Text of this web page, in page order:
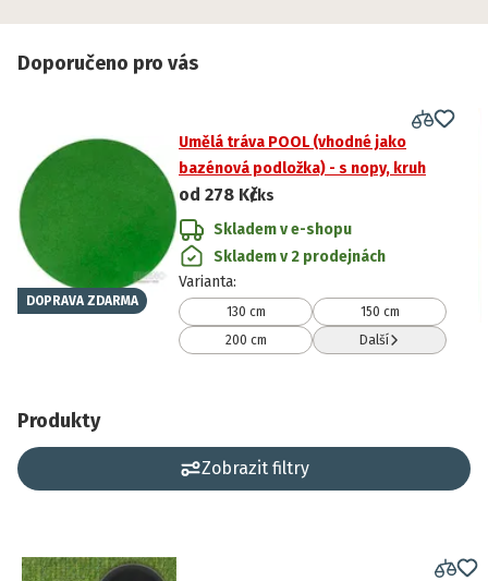
Doporučeno pro vás
DOPRAVA ZDARMA
Umělá tráva POOL (vhodné jako
bazénová podložka) - s nopy, kruh
od 278 Kč/ks
Skladem v e-shopu
Skladem v 2 prodejnách
Varianta:
130 cm
150 cm
200 cm
Další
Produkty
Zobrazit filtry